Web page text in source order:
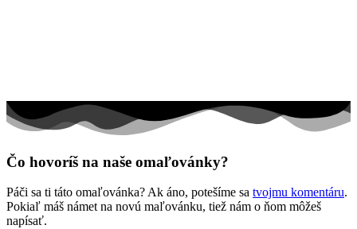
Zima a Vianoce
Nezaradené
Čo hovoríš na naše omaľovánky?
Páči sa ti táto omaľovánka? Ak áno, potešíme sa tvojmu komentáru.
Pokiaľ máš námet na novú maľovánku, tiež nám o ňom môžeš
napísať.